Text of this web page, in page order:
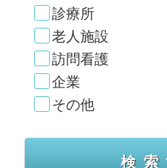
診療所
老人施設
訪問看護
企業
その他